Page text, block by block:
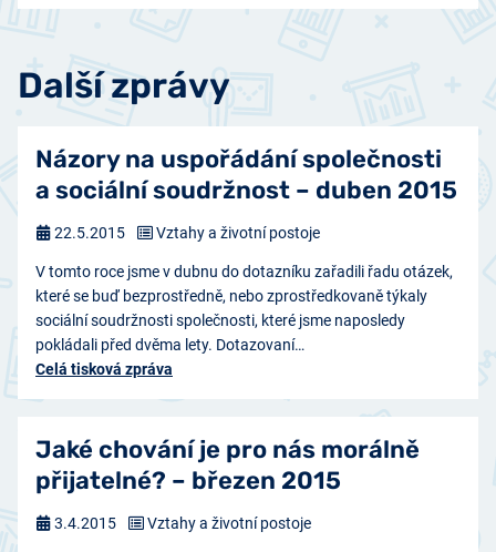
Další zprávy
Názory na uspořádání společnosti
a sociální soudržnost – duben 2015
V tomto roce jsme v dubnu do dotazníku zařadili řadu otázek,
které se buď bezprostředně, nebo zprostředkovaně týkaly
sociální soudržnosti společnosti, které jsme naposledy
pokládali před dvěma lety. Dotazovaní…
Celá tisková zpráva
22.5.2015 Vztahy a životní postoje
Jaké chování je pro nás morálně
přijatelné? – březen 2015
3.4.2015 Vztahy a životní postoje